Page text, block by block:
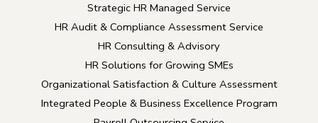
Strategic HR Managed Service
HR Audit & Compliance Assessment Service
HR Consulting & Advisory
HR Solutions for Growing SMEs
Organizational Satisfaction & Culture Assessment
Integrated People & Business Excellence Program